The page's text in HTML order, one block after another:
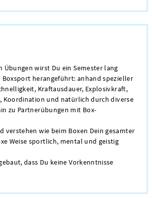
Übungen wirst Du ein Semester lang
herangeführt: anhand spezieller
Kraftausdauer, Explosivkraft,
Koordination und natürlich durch diverse
zu Partnerübungen mit Box-
verstehen wie beim Boxen Dein gesamter
Weise sportlich, mental und geistig
dass Du keine Vorkenntnisse